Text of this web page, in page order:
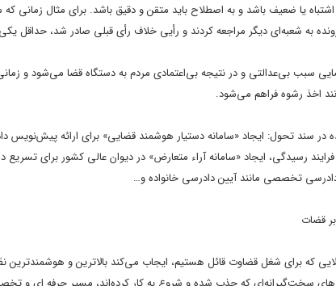
یا ضعیف باشد و به اصطلاح باید متقن و دقیق باشد. برای مثال زمانی
به شعبه‌ای دیگر مراجعه کردند و رأیی خلاف رأی قبلی صادر شد، حداقل
سبب بی‌عدالتی و در نتیجه بی‌اعتمادی مردم به دستگاه قضا می‌شود و
اخذ رشوه فراهم می‌شود.
سند تحول: ایجاد «سامانه دستیار هوشمند قضایی» برای ارائه پیش‌نویس
رسیدگی، ایجاد «سامانه آراء متعارض» در دیوان عالی کشور برای
تخصصی مانند آیین دادرسی خانواده و…
که برای شغل قضاوت قائل هستیم، ایجاب می‌کند بالاترین و